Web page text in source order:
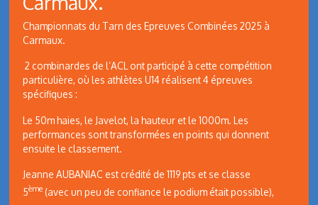
Championnats du Tarn des Epreuves Combinées 2025 à
Carmaux.
2 combinardes de l’ACL ont participé à cette compétition
particulière, où les athlètes U14 réalisent 4 épreuves
spécifiques :
Le 50m haies, le Javelot, la hauteur et le 1000m. Les
performances sont transformées en points qui donnent
ensuite le classement.
Jeanne AUBANIAC est crédité de 1119 pts et se classe
5ème (avec un peu de confiance le podium était possible),